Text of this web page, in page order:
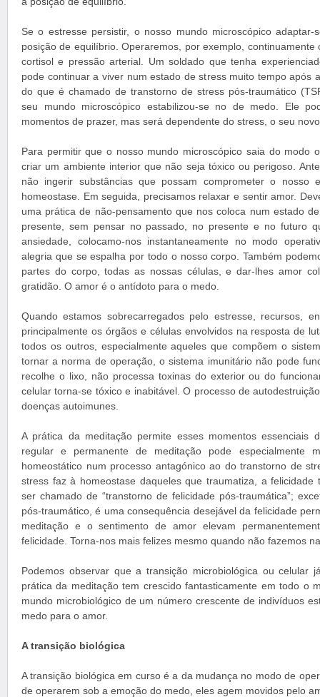
Se o estresse persistir, o nosso mundo microscópico
posição de equilíbrio. Operaremos, por exemplo,
cortisol e pressão arterial. Um soldado que tenha
pode continuar a viver num estado de stress muito tempo após
do que é chamado de transtorno de stress pós-traumático
seu mundo microscópico estabilizou-se no de medo. Ele
momentos de prazer, mas será dependente do stress, o seu
Para permitir que o nosso mundo microscópico saia do modo
criar um ambiente interior que não seja tóxico ou perigoso.
não ingerir substâncias que possam comprometer o nosso
homeostase. Em seguida, precisamos relaxar e sentir amor.
uma prática de não-pensamento que nos coloca num estado
presente, sem pensar no passado, no presente e no futuro
ansiedade, colocamo-nos instantaneamente no modo
alegria que se espalha por todo o nosso corpo. Também
partes do corpo, todas as nossas células, e dar-lhes amor
gratidão. O amor é o antídoto para o medo.
Quando estamos sobrecarregados pelo estresse, recursos,
principalmente os órgãos e células envolvidos na resposta de
todos os outros, especialmente aqueles que compõem o
tornar a norma de operação, o sistema imunitário não pode
recolhe o lixo, não processa toxinas do exterior ou do
celular torna-se tóxico e inabitável. O processo de
doenças autoimunes.
A prática da meditação permite esses momentos essenciais
regular e permanente de meditação pode especialmente
homeostático num processo antagónico ao do transtorno de
stress faz à homeostase daqueles que traumatiza, a felicidade
ser chamado de “transtorno de felicidade pós-traumática”;
pós-traumático, é uma consequência desejável da felicidade
meditação e o sentimento de amor elevam
felicidade. Torna-nos mais felizes mesmo quando não fazemos
Podemos observar que a transição microbiológica ou celular
prática da meditação tem crescido fantasticamente em todo o
mundo microbiológico de um número crescente de indivíduos
medo para o amor.
A transição biológica
A transição biológica em curso é a da mudança no modo de
de operarem sob a emoção do medo, eles agem movidos pelo